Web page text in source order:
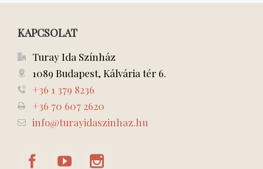
KAPCSOLAT
Turay Ida Színház
1089 Budapest, Kálvária tér 6.
+36 1 379 8236
+36 70 607 2620
info@turayidaszinhaz.hu